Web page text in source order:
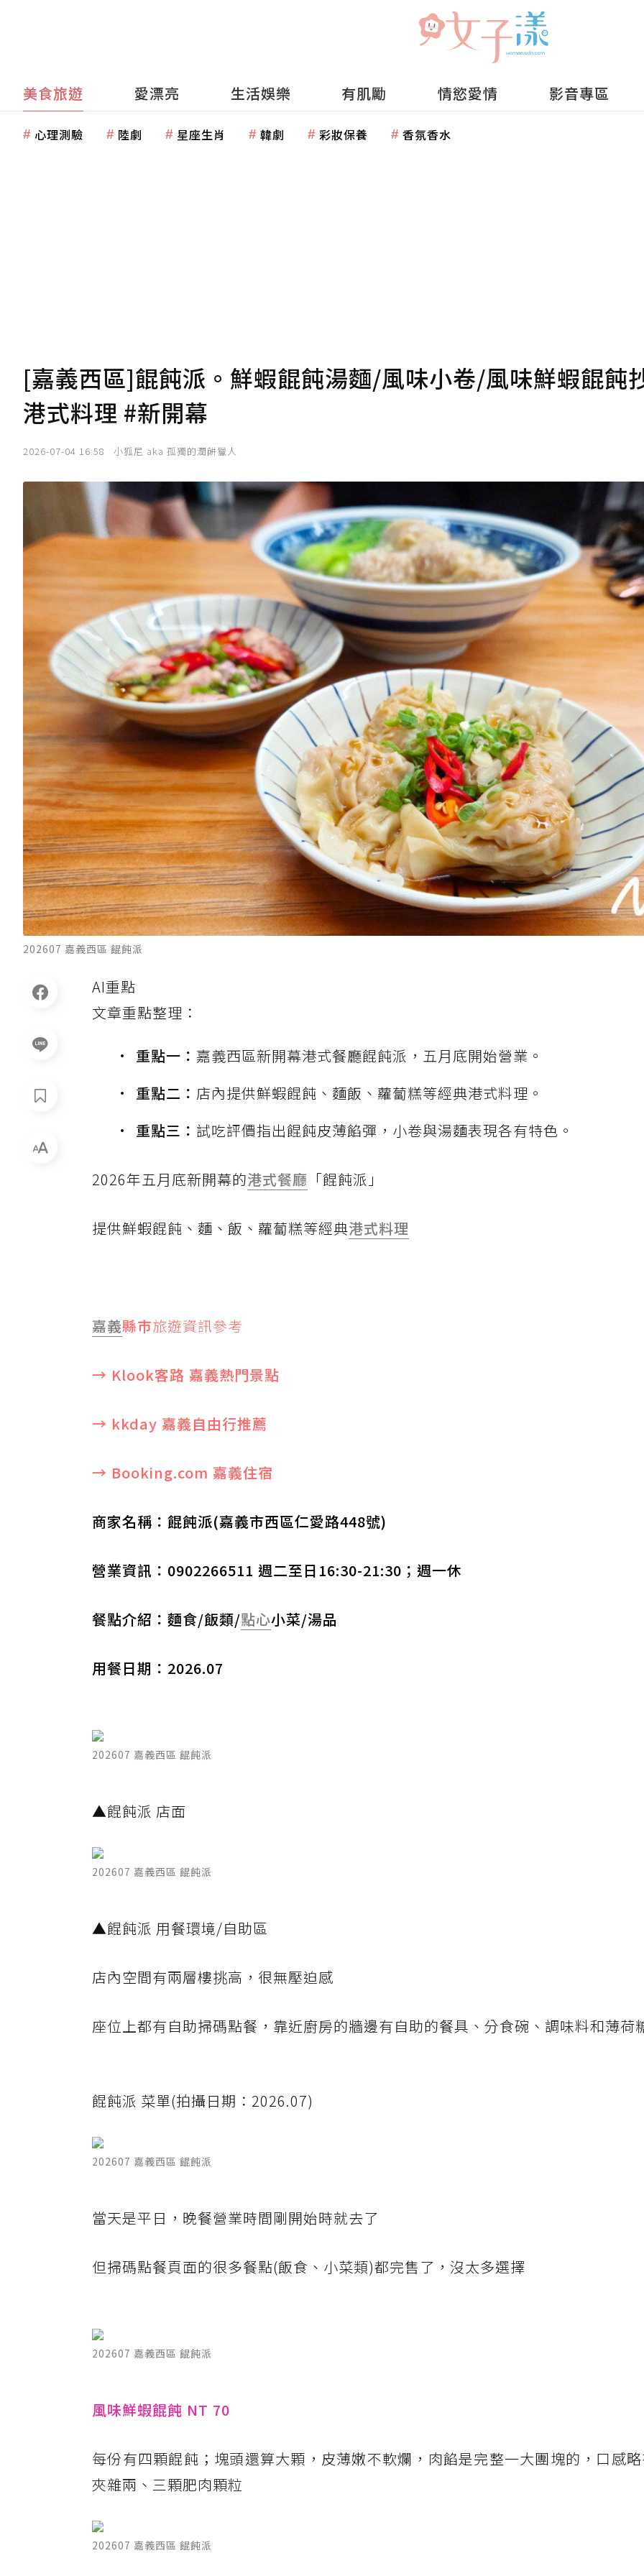
美食旅遊 愛漂亮 生活娛樂 有肌勵 情慾愛情 影音專區
心理測驗 陸劇 星座生肖 韓劇 彩妝保養 香氛香水
[嘉義西區]餛飩派。鮮蝦餛飩湯麵/風味小卷/風味鮮蝦餛飩
港式料理 #新開幕
2026-07-04 16:58 小狐尼 aka 孤獨的潤餅獵人
202607 嘉義西區 餛飩派
AI重點
文章重點整理：
重點一： 嘉義西區新開幕港式餐廳餛飩派，五月底開始營業。
重點二： 店內提供鮮蝦餛飩、麵飯、蘿蔔糕等經典港式料理。
重點三： 試吃評價指出餛飩皮薄餡彈，小卷與湯麵表現各有特色。
2026年五月底新開幕的港式餐廳 「餛飩派」
提供鮮蝦餛飩、麵、飯、蘿蔔糕等經典港式料理
嘉義縣市旅遊資訊參考
→ Klook客路 嘉義熱門景點
→ kkday 嘉義自由行推薦
→ Booking.com 嘉義住宿
商家名稱：餛飩派(嘉義市西區仁愛路448號)
營業資訊：0902266511 週二至日16:30-21:30；週一休
餐點介紹：麵食/飯類/點心小菜/湯品
用餐日期：2026.07
202607 嘉義西區 餛飩派
▲餛飩派 店面
202607 嘉義西區 餛飩派
▲餛飩派 用餐環境/自助區
店內空間有兩層樓挑高，很無壓迫感
座位上都有自助掃碼點餐，靠近廚房的牆邊有自助的餐具、分食碗、調味料和薄荷
餛飩派 菜單(拍攝日期：2026.07)
202607 嘉義西區 餛飩派
當天是平日，晚餐營業時間剛開始時就去了
但掃碼點餐頁面的很多餐點(飯食、小菜類)都完售了，沒太多選擇
202607 嘉義西區 餛飩派
風味鮮蝦餛飩 NT 70
每份有四顆餛飩；塊頭還算大顆，皮薄嫩不軟爛，肉餡是完整一大團塊的，口感
夾雜兩、三顆肥肉顆粒
202607 嘉義西區 餛飩派